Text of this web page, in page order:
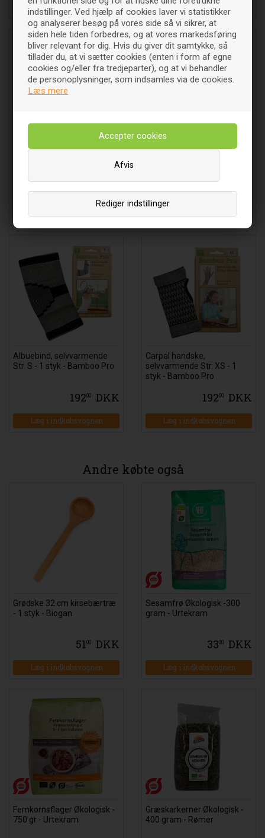
indstillinger. Ved hjælp af cookies laver vi statistikker
og analyserer besøg på vores side så vi sikrer, at
siden hele tiden forbedres, og at vores markedsføring
bliver relevant for dig. Hvis du giver dit samtykke, så
tillader du, at vi sætter cookies (enten i form af egne
cookies og/eller fra tredjeparter), og at vi behandler
de personoplysninger, som indsamles via de cookies.
Læs mere
Rediger indstillinger
Afvis
Læg i indkøbsvognen Læg i indkøbsvognen
Albuebind, selvvarmende
192 DKK
Læg i indkøbsvognen
Albuebind, selvvarmende
192 DKK
Læg i indkøbsvognen
Albuebind, selvvarmende
Str. S - 1 styk - Bamboo Pro
19200 DKK
Læg i indkøbsvognen
Carpal handske,
selvvarmende Str. XS - 1
styk - Bamboo Pro
19200 DKK
Læg i indkøbsvognen
Andre købte også
Grødske 32 cm kirsebærtræ
- 1 styk - Biogan
5100 DKK
Læg i indkøbsvognen
Sesamfrø Økologisk -300
gram - Urtekram
3300 DKK
Læg i indkøbsvognen
Femkornsflager Økologisk -
750 gr - Urtekram
Græskarkerner Økologisk -
400 gram - Rømer